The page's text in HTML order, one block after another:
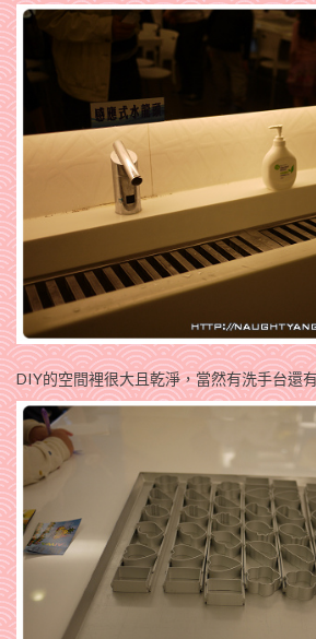
DIY的空間裡很大且乾淨，當然有洗手台還